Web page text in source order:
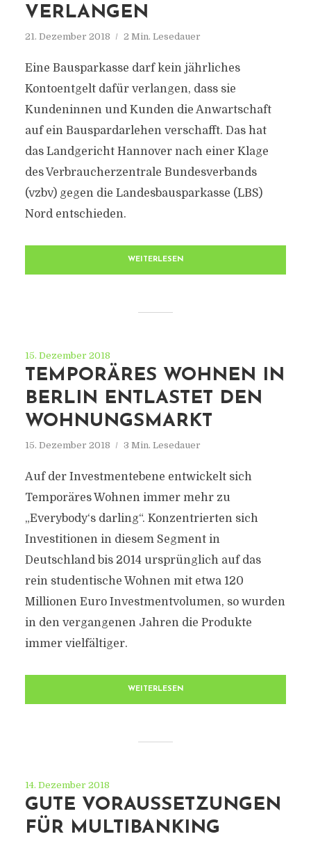
VERLANGEN
21. Dezember 2018 2 Min. Lesedauer
Eine Bausparkasse darf kein jährliches
Kontoentgelt dafür verlangen, dass sie
Kundeninnen und Kunden die Anwartschaft
auf ein Bauspardarlehen verschafft. Das hat
das Landgericht Hannover nach einer Klage
des Verbraucherzentrale Bundesverbands
(vzbv) gegen die Landesbausparkasse (LBS)
Nord entschieden.
WEITERLESEN
15. Dezember 2018
TEMPORÄRES WOHNEN IN
BERLIN ENTLASTET DEN
WOHNUNGSMARKT
15. Dezember 2018 3 Min. Lesedauer
Auf der Investmentebene entwickelt sich
Temporäres Wohnen immer mehr zu
„Everybody‘s darling“. Konzentrierten sich
Investitionen in diesem Segment in
Deutschland bis 2014 ursprünglich auf das
rein studentische Wohnen mit etwa 120
Millionen Euro Investmentvolumen, so wurden
in den vergangenen Jahren die Produkte
immer vielfältiger.
WEITERLESEN
14. Dezember 2018
GUTE VORAUSSETZUNGEN
FÜR MULTIBANKING